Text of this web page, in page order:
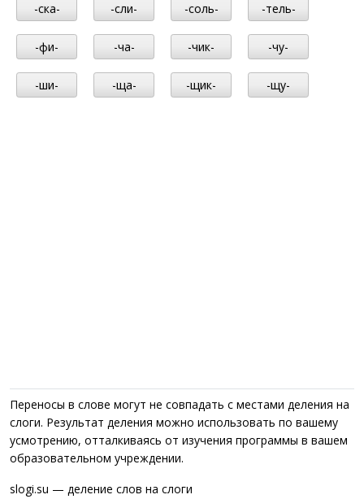
-ска- -сли- -соль- -тель-
-фи- -ча- -чик- -чу-
-ши- -ща- -щик- -щу-
Переносы в слове могут не совпадать с местами деления на
слоги. Результат деления можно использовать по вашему
усмотрению, отталкиваясь от изучения программы в вашем
образовательном учреждении.
slogi.su — деление слов на слоги